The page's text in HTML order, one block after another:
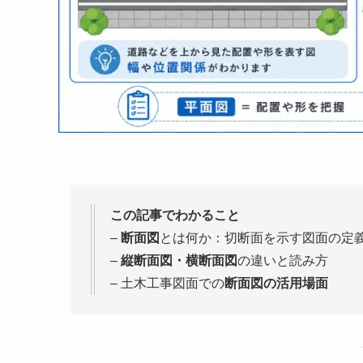
この記事でわかること
– 断面図 とは何か：切断面を示す図面の定
– 縦断面図・横断面図の違いと読み方
– 土木工事図面での断面図の活用場面